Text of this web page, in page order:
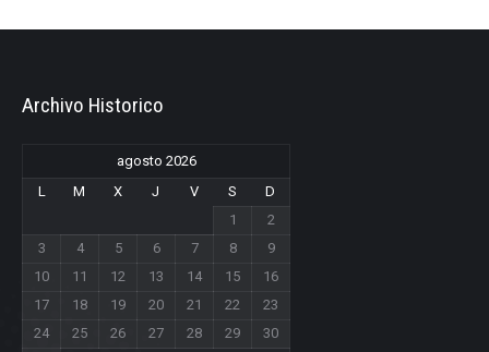
Archivo Historico
agosto 2026
L
M X J V S
D
1
2
3
4 5 6 7 8
9
10
11 12 13 14 15
16
17
18 19 20 21 22
23
24
25 26 27 28 29
30